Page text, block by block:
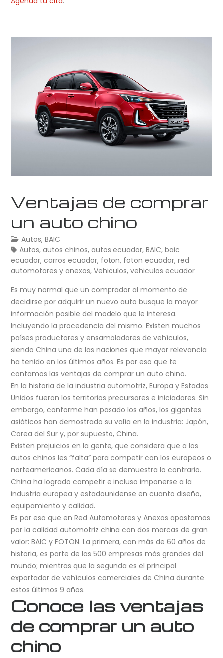
Ventajas de comprar
un auto chino
Autos,BAIC
Autos,autos chinos,autos ecuador,BAIC,baic
ecuador,carros ecuador, foton, foton ecuador,red
automotores y anexos,Vehiculos,vehiculos ecuador
Es muy normal que un comprador al momento de
decidirse por adquirir un nuevo auto busque la mayor
información posible del modelo que le interesa.
Incluyendo la procedencia del mismo. Existen muchos
países productores y ensambladores de vehículos,
siendo China una de las naciones que mayor relevancia
ha tenido en los últimos años. Es por eso que te
contamos las ventajas de comprar un auto chino.
En la historia de la industria automotriz, Europa y Estados
Unidos fueron los territorios precursores e iniciadores. Sin
embargo, conforme han pasado los años, los gigantes
asiáticos han demostrado su valía en la industria: Japón,
Corea del Sur y, por supuesto, China.
Existen prejuicios en la gente, que considera que a los
autos chinos les “falta” para competir con los europeos o
norteamericanos. Cada día se demuestra lo contrario.
China ha logrado competir e incluso imponerse a la
industria europea y estadounidense en cuanto diseño,
equipamiento y calidad.
Es por eso que en Red Automotores y Anexos apostamos
por la calidad automotriz china con dos marcas de gran
valor: BAIC y FOTON. La primera, con más de 60 años de
historia, es parte de las 500 empresas más grandes del
mundo; mientras que la segunda es el principal
exportador de vehículos comerciales de China durante
estos últimos 9 años.
Conoce las ventajas
de comprar un auto
chino